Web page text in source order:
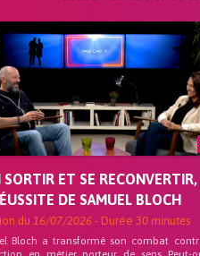
SORTIR ET SE RECONVERTIR,
DE SAMUEL BLOCH
du16/07/2026 - Durée30 minutes
Bloch a transformé son combat